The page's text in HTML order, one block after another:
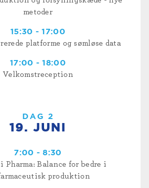
metoder
15:30 - 17:00
platforme og sømløse data
17:00 - 18:00
Velkomstreception
DAG 2
19. JUNI
7:00 - 8:30
Pharma: Balance for bedre i
produktion